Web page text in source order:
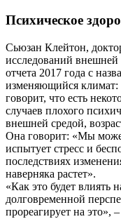
Психическое
Сьюзан Клейтон,
исследований внешней
отчета 2017 года с
изменяющийся климат:
говорит, что есть
случаев плохого
внешней средой,
Она говорит: «Мы
испытует стресс и
последствиях
наверняка растет».
«Как это будет влиять
долговременной
прореагирует на это»,